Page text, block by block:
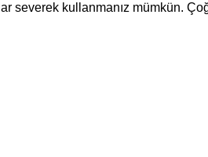
severek kullanmanız mümkün.